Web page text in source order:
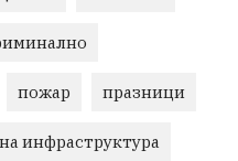
пожар празници
инфраструктура